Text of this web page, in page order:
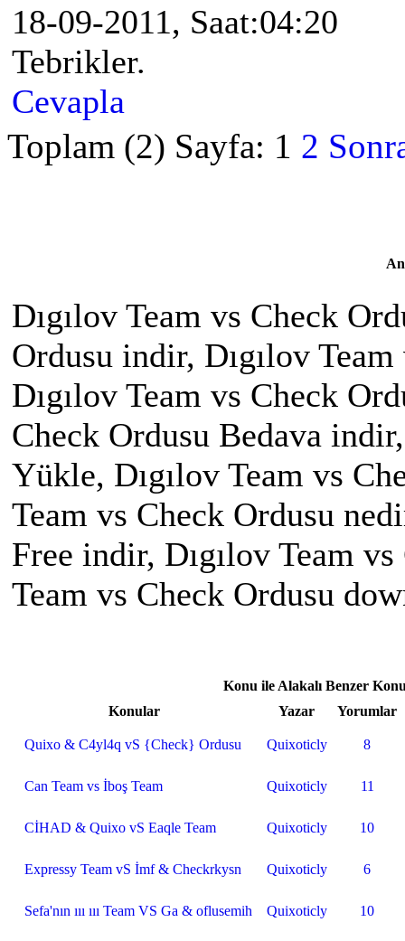
18-09-2011, Saat:04:20
Tebrikler.
Cevapla
Toplam (2) Sayfa: 1 2
Dıgılov Team vs Check
Ordusu indir, Dıgılov
Dıgılov Team vs Check
Check Ordusu Bedava
Yükle, Dıgılov Team vs
Team vs Check Ordusu
Free indir, Dıgılov Team
Team vs Check Ordusu
Konu ile Alakalı Benzer
Konular
Yazar Yorumlar
Quixo & C4yl4q vS {Check} Ordusu Quixoticly 8
Can Team vs İboş Team Quixoticly 11
CİHAD & Quixo vS Eaqle Team Quixoticly 10
Expressy Team vS İmf & Checkrkysn Quixoticly 6
Sefa'nın ııı ııı Team VS Ga & oflusemih Quixoticly 10